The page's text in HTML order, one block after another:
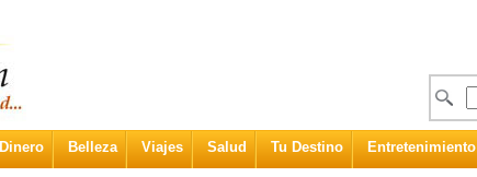
Dinero Belleza Viajes Salud Tu Destino Entretenimiento